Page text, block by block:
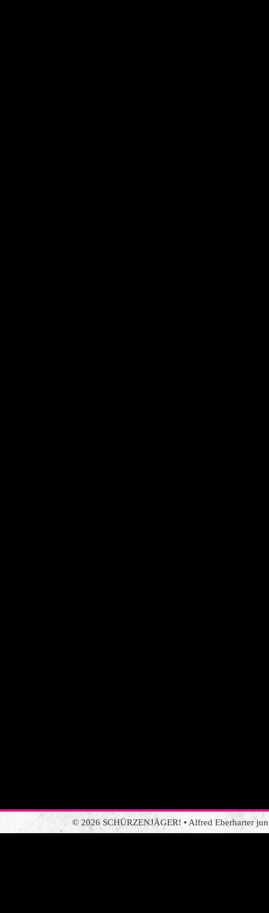
© 2026 SCHÜRZENJÄGER! • Alfred Eberharter